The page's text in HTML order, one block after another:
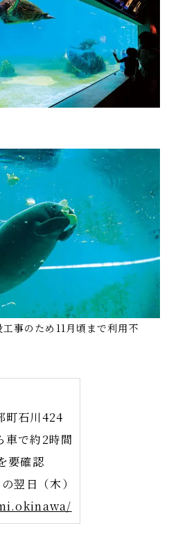
事のため11月頃まで利用不
町石川424
車で約2時間
要確認
翌日（木）